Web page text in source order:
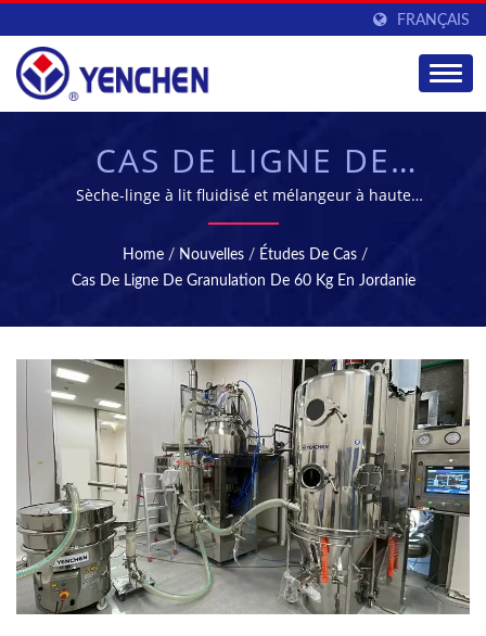
FRANÇAIS
CAS DE LIGNE DE
GRANULATION DE 60
KG EN JORDANIE |
ÉQUIPEMENT DE
FABRICATION ET DE
TRAITEMENT
PHARMACEUTIQUE |
YENCHEN
Sèche-linge à lit fluidisé et mélangeur à haute
cisaillement / YENCHEN MACHINERY CO., LTD. se
spécialise dans la fabrication de machines
pharmaceutiques depuis 60 ans.
Home / Nouvelles / Études De Cas /
Cas De Ligne De Granulation De 60 Kg En Jordanie